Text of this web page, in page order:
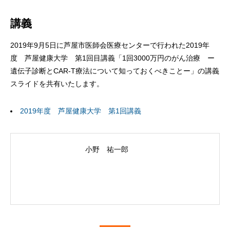
講義
2019年9月5日に芦屋市医師会医療センターで行われた2019年
度 芦屋健康大学 第1回目講義「1回3000万円のがん治療 ー
遺伝子診断とCAR-T療法について知っておくべきことー」の講義
スライドを共有いたします。
2019年度 芦屋健康大学 第1回講義
小野 祐一郎